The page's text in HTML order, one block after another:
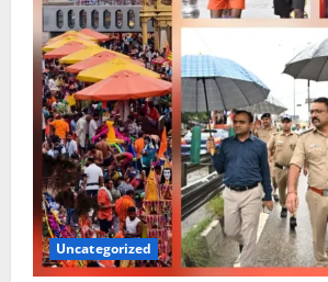
Uncategorized